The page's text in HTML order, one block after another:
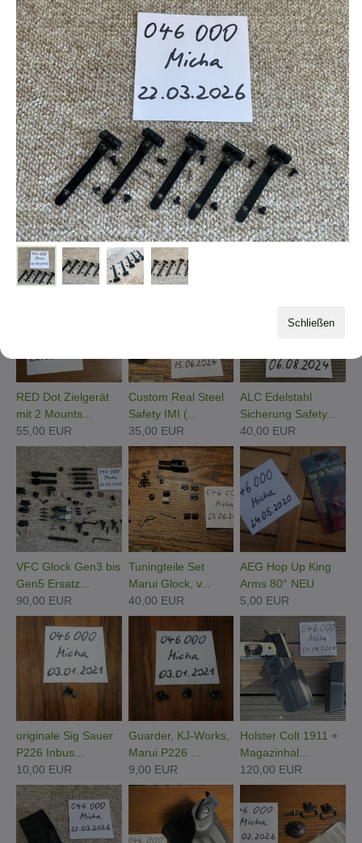
Schließen
einstellbarer TTI Pit
Viper Tr...
25,00 EUR
STEEL Outer Barrel
für die EMG...
65,00 EUR
Steel checkering
Main Spring H...
50,00 EUR
Guarder Serie 70
Steel Barrel ...
28,00 EUR
Custom Steel
Hammer Marui
1911...
45,00 EUR
gestippelter TTI Pit
Viper Gri...
55,00 EUR
RED Dot Zielgerät
mit 2 Mounts...
55,00 EUR
Custom Real Steel
Safety IMI (...
35,00 EUR
ALC Edelstahl
Sicherung Safety...
40,00 EUR
VFC Glock Gen3 bis
Gen5 Ersatz...
90,00 EUR
Tuningteile Set
Marui Glock, v...
40,00 EUR
AEG Hop Up King
Arms 80° NEU
5,00 EUR
originale Sig Sauer
P226 Inbus...
10,00 EUR
Guarder, KJ-Works,
Marui P226 ...
9,00 EUR
Holster Colt 1911 +
Magazinhal...
120,00 EUR